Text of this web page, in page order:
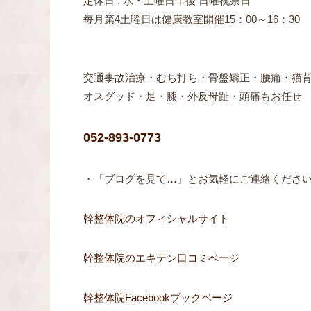
毎月第4土曜日は健康教室開催15：00～16：30
交通事故治療・むち打ち・骨盤矯正・腰痛・猫
オスグッド・足・膝・外反母趾・頭痛もお任せ
052-893-0773
・「ブログを見て…」とお気軽にご連絡くださ
幹整体院のオフィシャルサイト
幹整体院のエキテン口コミページ
幹整体院Facebookブックページ